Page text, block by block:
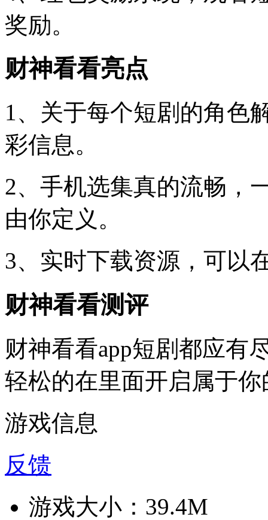
奖励。
财神看看亮点
1、关于每个短剧的角色
彩信息。
2、手机选集真的流畅，
由你定义。
3、实时下载资源，可以
财神看看测评
财神看看app短剧都应有
轻松的在里面开启属于
游戏信息
反馈
游戏大小： 39.4M